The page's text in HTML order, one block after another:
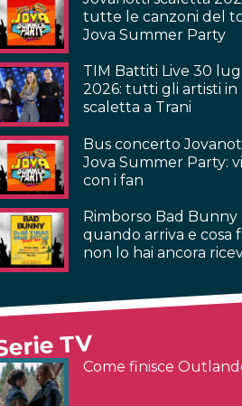
tutte le canzoni del
Jova Summer Party
TIM Battiti Live 30
2026: tutti gli artisti in
scaletta a Trani
Bus concerto
Jova Summer Party:
con i fan
Rimborso Bad Bunny
quando arriva e cosa
non lo hai ancora
TV
Come finisce